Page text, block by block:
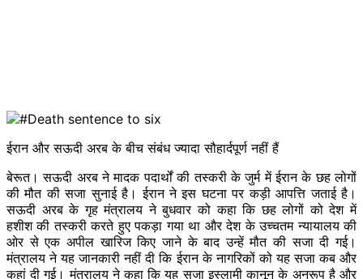
ईरान और सऊदी अरब के बीच संबंध ज्यादा सौहार्दपूर्ण नहीं हैं
बेरूत। सऊदी अरब ने मादक पदार्थों की तस्करी के जुर्म में ईरान के छह लोगों
की मौत की सजा सुनाई है। ईरान ने इस घटना परकड़ीआपत्ति जताई है।
सऊदी अरब के गृह मंत्रालय ने बुधवार को कहा कि छह लोगों को देश में
हशीशकी तस्करी करते हुएपकड़ा गया था और देश के उच्चतम न्यायालय की
ओर से एक अपील खारिज किए जाने के बाद उन्हें मौत की सजा दी गई।
मंत्रालय ने यह जानकारी नहीं दी कि ईरान के नागरिकों को यह सजा कब और
कहां दी गई। मंत्रालय ने कहा कि यह सजा इस्लामी कानून के अनुरूप है और